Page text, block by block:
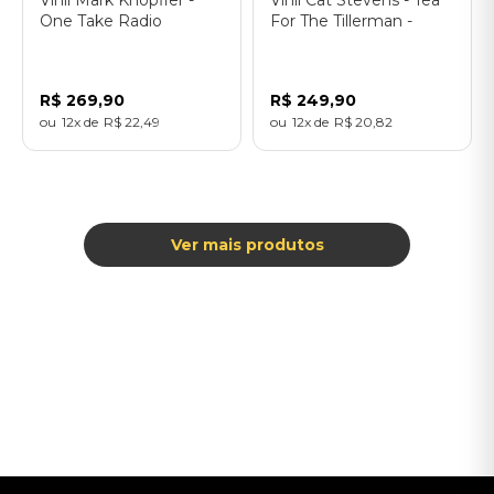
One Take Radio
R$ 269,90
12 R$ 22 49
For The Tillerman -
R$ 249,90
12 R$ 20 82